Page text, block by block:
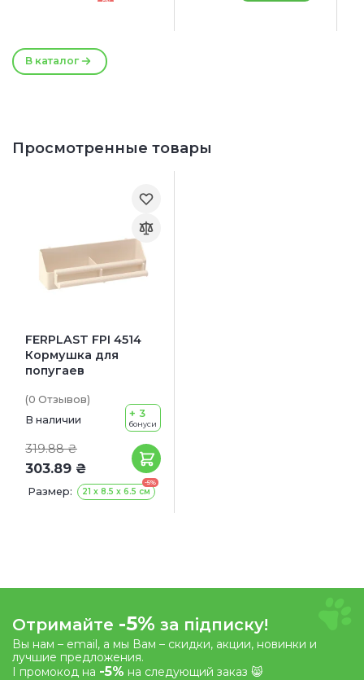
В каталог
Просмотренные товары
FERPLAST FPI 4514
Кормушка для
попугаев
(0 Отзывов)
В наличии
319.88 ₴
303.89 ₴
+ 3
бонуси
Размер:
-5%
21 x 8.5 x 6.5 см
Отримайте -5% за підписку!
Вы нам – email, а мы Вам – скидки, акции, новинки и
лучшие предложения.
І промокод на -5% на следующий заказ 😸